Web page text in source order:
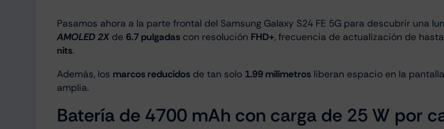
Pasamos ahora a la parte frontal del Samsung Galaxy S24 FE 5G para descubrir una
AMOLED 2Xde 6.7 pulgadascon resolución FHD+, frecuencia de actualización de hasta
nits.
Además, los marcos reducidosde tan solo 1.99 milímetrosliberan espacio en la
amplia.
Batería de 4700 mAh con carga de 25 W por